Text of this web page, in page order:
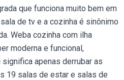
que funciona muito bem em
de tv e a cozinha é sinônimo
Weba cozinha com ilha
moderna e funcional,
apenas derrubar as
19 salas de estar e salas de